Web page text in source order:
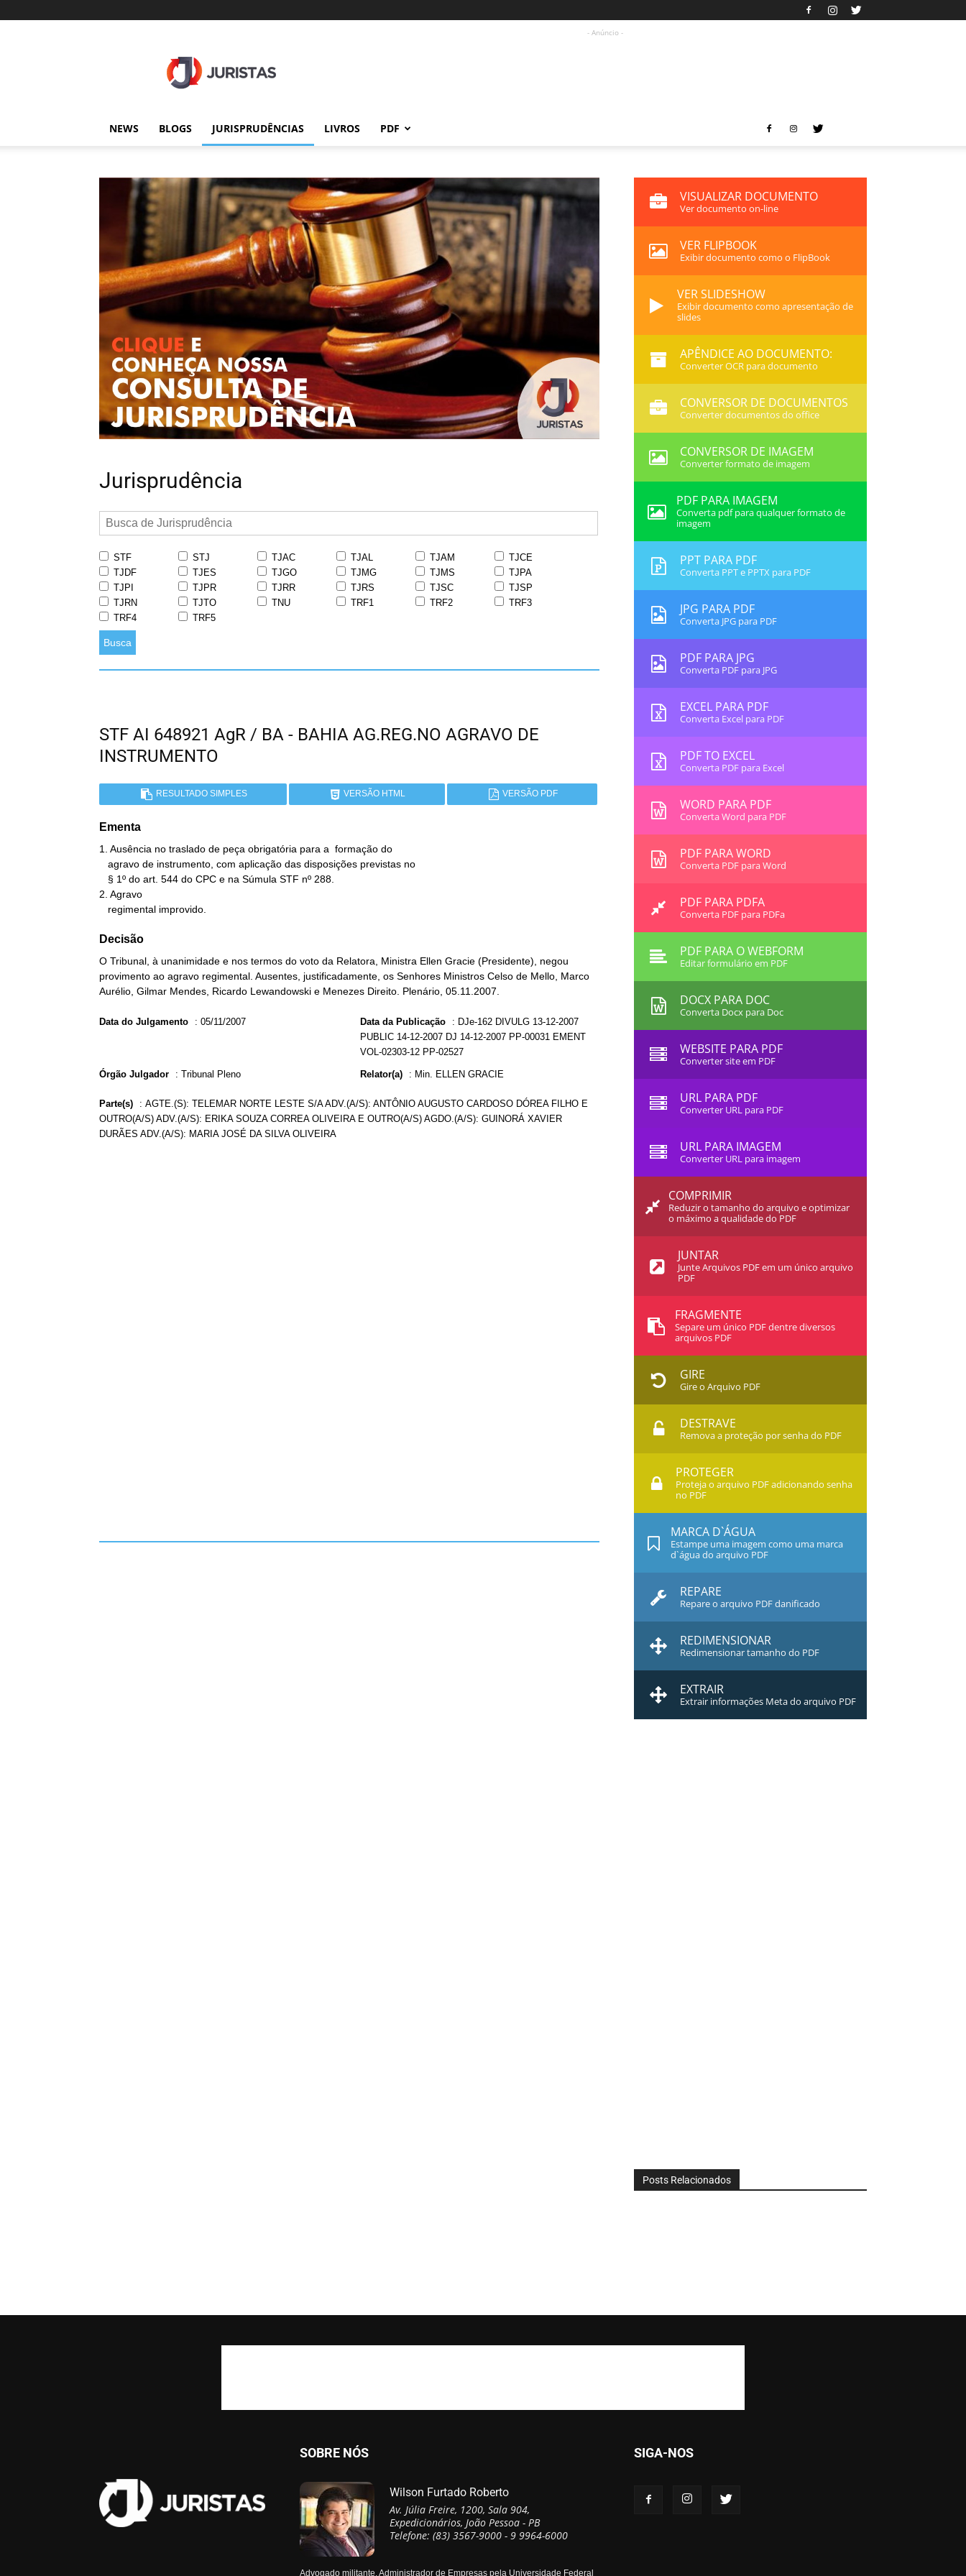
- Anúncio -
NEWS BLOGS JURISPRUDÊNCIAS LIVROS PDF
Jurisprudência
STF STJ TJAC TJAL TJAM
TJCE
TJDF
TJES TJGO TJMG TJMS
TJPA
TJPI
TJPR TJRR TJRS TJSC
TJSP
TJRN
TJTO TNU TRF1 TRF2
TRF3
TRF4
TRF5
Busca
STF AI 648921 AgR / BA - BAHIA AG.REG.NO AGRAVO DE
INSTRUMENTO
RESULTADO SIMPLES VERSÃO HTML VERSÃO PDF
Ementa
1. Ausência no traslado de peça obrigatória para a  formação do
2. Agravo
   regimental improvido.
Decisão
O Tribunal, à unanimidade e nos termos do voto da Relatora, Ministra Ellen Gracie (Presidente), negou
provimento ao agravo regimental. Ausentes, justificadamente, os Senhores Ministros Celso de Mello, Marco
Aurélio, Gilmar Mendes, Ricardo Lewandowski e Menezes Direito. Plenário, 05.11.2007.
Data do Julgamento : 05/11/2007 Data da Publicação : DJe-162 DIVULG 13-12-2007
PUBLIC 14-12-2007 DJ 14-12-2007 PP-00031 EMENT
VOL-02303-12 PP-02527
Órgão Julgador : Tribunal Pleno Relator(a) : Min. ELLEN GRACIE
Parte(s) : AGTE.(S): TELEMAR NORTE LESTE S/A ADV.(A/S): ANTÔNIO AUGUSTO CARDOSO DÓREA FILHO E
OUTRO(A/S) ADV.(A/S): ERIKA SOUZA CORREA OLIVEIRA E OUTRO(A/S) AGDO.(A/S): GUINORÁ XAVIER
DURÃES ADV.(A/S): MARIA JOSÉ DA SILVA OLIVEIRA
VISUALIZAR DOCUMENTO
Ver documento on-line
VER FLIPBOOK
Exibir documento como o FlipBook
VER SLIDESHOW
Exibir documento como apresentação de
slides
APÊNDICE AO DOCUMENTO:
Converter OCR para documento
CONVERSOR DE DOCUMENTOS
Converter documentos do office
CONVERSOR DE IMAGEM
Converter formato de imagem
PDF PARA IMAGEM
Converta pdf para qualquer formato de
imagem
PPT PARA PDF
Converta PPT e PPTX para PDF
JPG PARA PDF
Converta JPG para PDF
PDF PARA JPG
Converta PDF para JPG
EXCEL PARA PDF
Converta Excel para PDF
PDF TO EXCEL
Converta PDF para Excel
WORD PARA PDF
Converta Word para PDF
PDF PARA WORD
Converta PDF para Word
PDF PARA PDFA
Converta PDF para PDFa
PDF PARA O WEBFORM
Editar formulário em PDF
DOCX PARA DOC
Converta Docx para Doc
WEBSITE PARA PDF
Converter site em PDF
URL PARA PDF
Converter URL para PDF
URL PARA IMAGEM
Converter URL para imagem
COMPRIMIR
Reduzir o tamanho do arquivo e optimizar
o máximo a qualidade do PDF
JUNTAR
Junte Arquivos PDF em um único arquivo
PDF
FRAGMENTE
Separe um único PDF dentre diversos
arquivos PDF
GIRE
Gire o Arquivo PDF
DESTRAVE
Remova a proteção por senha do PDF
PROTEGER
Proteja o arquivo PDF adicionando senha
no PDF
MARCA D`ÁGUA
Estampe uma imagem como uma marca
d`água do arquivo PDF
REPARE
Repare o arquivo PDF danificado
REDIMENSIONAR
Redimensionar tamanho do PDF
EXTRAIR
Extrair informações Meta do arquivo PDF
Posts Relacionados
SOBRE NÓS
Wilson Furtado Roberto
Av. Júlia Freire, 1200, Sala 904,
Expedicionários, João Pessoa - PB
Telefone: (83) 3567-9000 - 9 9964-6000
Advogado militante, Administrador de Empresas pela Universidade Federal
SIGA-NOS